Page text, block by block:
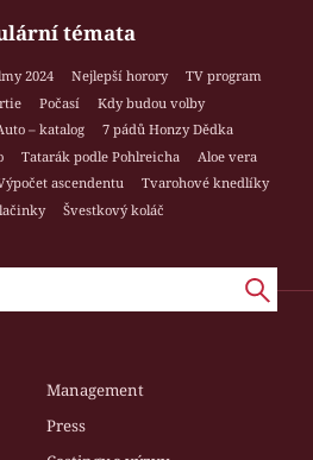
témata
2024 Nejlepší horory
TV program
Počasí
Kdy budou volby
– katalog
7 pádů Honzy Dědka
Tatarák podle Pohlreicha
Aloe vera
ascendentu
Tvarohové knedlíky
Švestkový koláč
Management
Press